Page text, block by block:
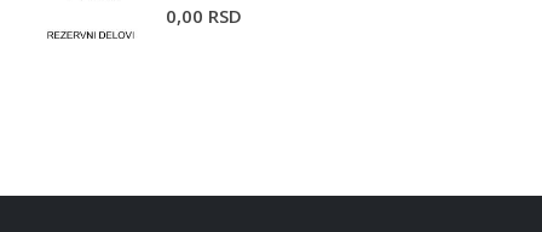
0,00 RSD